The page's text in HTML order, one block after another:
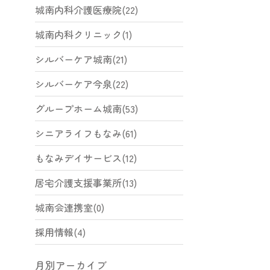
城南内科介護医療院(22)
城南内科クリニック(1)
シルバーケア城南(21)
シルバーケア今泉(22)
グループホーム城南(53)
シニアライフもなみ(61)
もなみデイサービス(12)
居宅介護支援事業所(13)
城南会連携室(0)
採用情報(4)
月別アーカイブ